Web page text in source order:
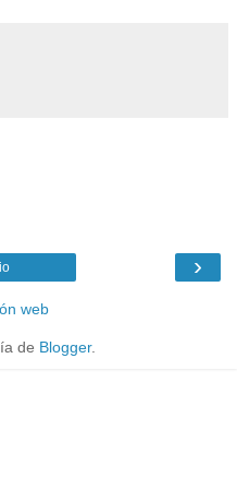
›
web
de Blogger.